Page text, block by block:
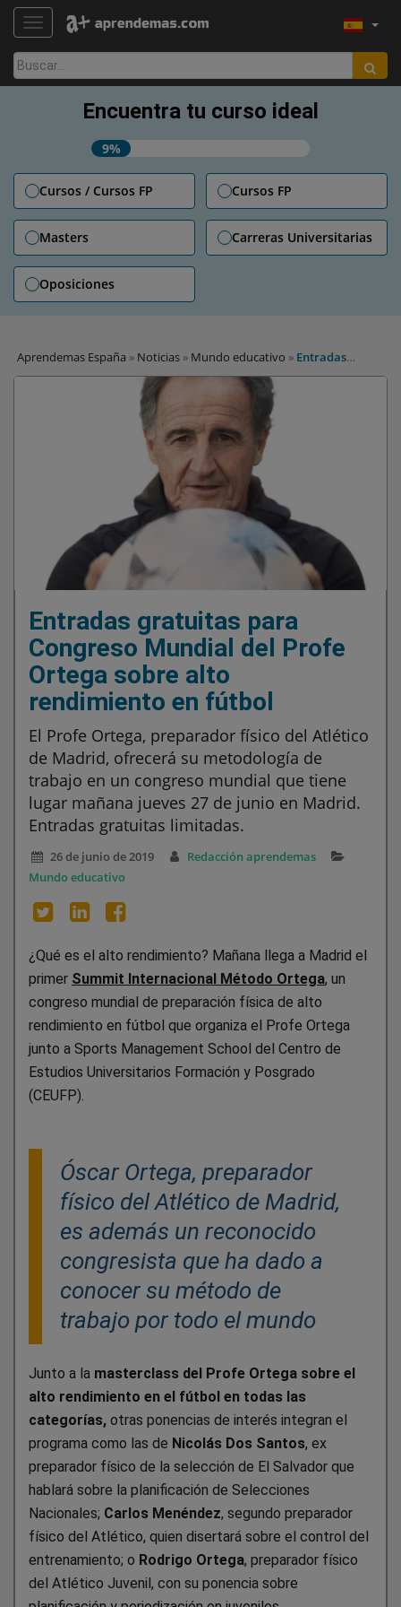
TOGGLE NAVIGATION
Buscar:
Encuentra tu curso ideal
9%
Cursos / Cursos FP Cursos FP
Masters Carreras Universitarias
Oposiciones
Aprendemas España » Noticias » Mundo educativo » Entradas
gratuitas para Congreso Mundial del Profe Ortega sobre alto
Entradas gratuitas para
Congreso Mundial del Profe
Ortega sobre alto
rendimiento en fútbol
El Profe Ortega, preparador físico del Atlético
de Madrid, ofrecerá su metodología de
trabajo en un congreso mundial que tiene
lugar mañana jueves 27 de junio en Madrid.
Entradas gratuitas limitadas.
26 de junio de 2019
Redacción aprendemas
Mundo educativo
¿Qué es el alto rendimiento? Mañana llega a Madrid el
primer Summit Internacional Método Ortega, un
congreso mundial de preparación física de alto
rendimiento en fútbol que organiza el Profe Ortega
junto a Sports Management School del Centro de
Estudios Universitarios Formación y Posgrado
(CEUFP).
Óscar Ortega, preparador
físico del Atlético de Madrid,
es además un reconocido
congresista que ha dado a
conocer su método de
trabajo por todo el mundo
Junto a la masterclass del Profe Ortega sobre el
alto rendimiento en el fútbol en todas las
categorías, otras ponencias de interés integran el
programa como las de Nicolás Dos Santos, ex
preparador físico de la selección de El Salvador que
hablará sobre la planificación de Selecciones
Nacionales; Carlos Menéndez, segundo preparador
físico del Atlético, quien disertará sobre el control del
entrenamiento; o Rodrigo Ortega, preparador físico
del Atlético Juvenil, con su ponencia sobre